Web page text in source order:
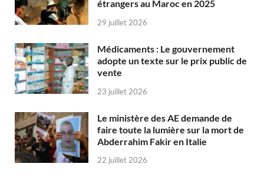
étrangers au Maroc en 2025
29 juillet 2026
Médicaments : Le gouvernement
adopte un texte sur le prix public de
vente
23 juillet 2026
Le ministère des AE demande de
faire toute la lumière sur la mort de
Abderrahim Fakir en Italie
22 juillet 2026